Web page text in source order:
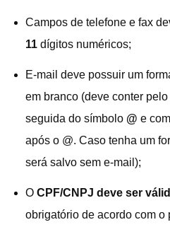
Campos de telefone e fax
11 dígitos numéricos;
E-mail deve possuir um
em branco (deve conter
seguida do símbolo @ e
após o @. Caso tenha um
será salvo sem e-mail);
O CPF/CNPJ deve ser
obrigatório de acordo com o